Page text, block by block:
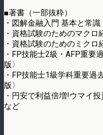
■著書（一部抜粋）
・図解金融入門 基本と常識
・資格試験のためのマクロ
・資格試験のためのミクロ
・FP技能士2級・AFP重要
版〉
・FP技能士1級学科重要過
版〉
・円安で利益倍増!ウマイ
など